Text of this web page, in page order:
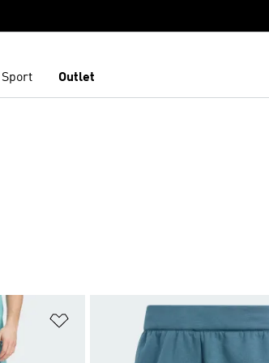
Sport Outlet
Dodaj do listy życzeń